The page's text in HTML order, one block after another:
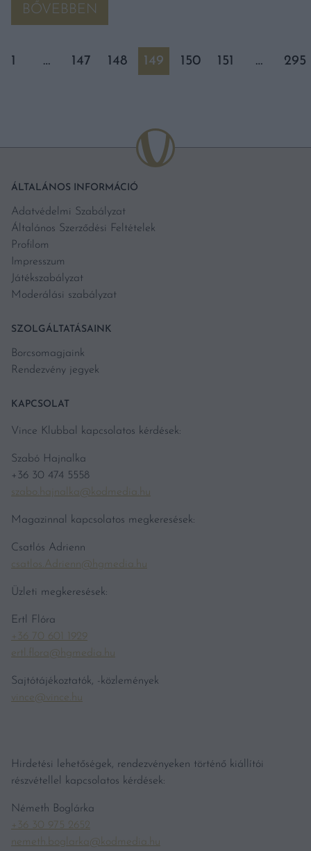
BŐVEBBEN
1 … 147 148 149 150 151 … 295
ÁLTALÁNOS INFORMÁCIÓ
Adatvédelmi Szabályzat
Általános Szerződési Feltételek
Profilom
Impresszum
Játékszabályzat
Moderálási szabályzat
SZOLGÁLTATÁSAINK
Borcsomagjaink
Rendezvény jegyek
KAPCSOLAT
Vince Klubbal kapcsolatos kérdések:
Szabó Hajnalka
+36 30 474 5558
szabo.hajnalka@kodmedia.hu
Magazinnal kapcsolatos megkeresések:
Csatlós Adrienn
csatlos.Adrienn@hgmedia.hu
Üzleti megkeresések:
Ertl Flóra
+36 70 601 1929
ertl.flora@hgmedia.hu
Sajtótájékoztatók, -közlemények
vince@vince.hu
Hirdetési lehetőségek, rendezvényeken történő kiállítói
részvétellel kapcsolatos kérdések:
Németh Boglárka
+36 30 975 2652
nemeth.boglarka@kodmedia.hu